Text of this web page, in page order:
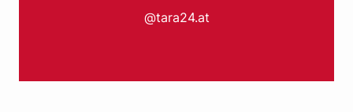
@tara24.at